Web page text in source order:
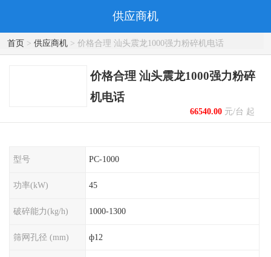
供应商机
首页> 供应商机> 价格合理 汕头震龙1000强力粉碎机电话
价格合理 汕头震龙1000强力粉碎
机电话
66540.00元/台 起
型号 PC-1000
功率(kW) 45
破碎能力(kg/h) 1000-1300
筛网孔径 (mm) ф12